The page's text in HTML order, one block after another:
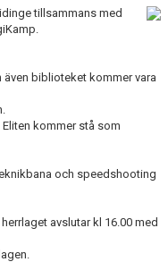
tillsammans med
biblioteket kommer vara
kommer stå som
och speedshooting
avslutar kl 16.00 med